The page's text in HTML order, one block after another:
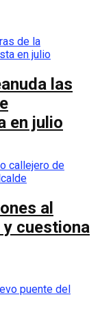
las
en julio
al
cuestiona